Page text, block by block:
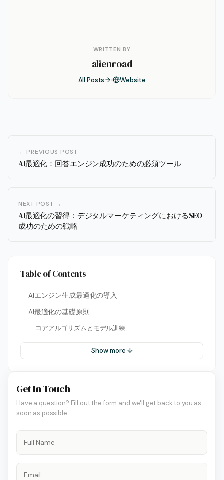
WRITTEN BY
alienroad
All Posts Website
← PREVIOUS POST
AI最適化：回答エンジン成功のための必須ツール
NEXT POST →
AI最適化の習得：デジタルマーケティングにおけるSEO
成功のための戦略
Table of Contents
AIエンジン生成最適化の導入
AI最適化の基礎原則
コアアルゴリズムとモデル訓練
Show more ↓
Get In Touch
Have a question? Fill out the form and we'll get back to you as
soon as possible.